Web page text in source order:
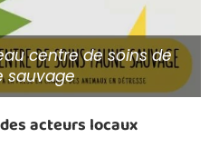
centre de soins de
sauvage
acteurs locaux